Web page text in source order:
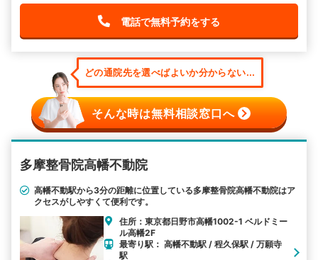
電話で無料予約をする
どの通院先を選べばよいか分からない...
そんな時は無料相談窓口へ
多摩整骨院高幡不動院
高幡不動駅から3分の距離に位置している多摩整骨院高幡不動院はア
クセスがしやすくて便利です。
住所：東京都日野市高幡1002-1 ベルドミー
ル高幡2F
最寄り駅： 高幡不動駅 / 程久保駅 / 万願寺
駅